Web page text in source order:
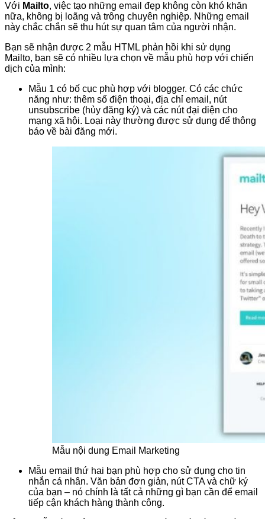
Với Mailto, việc tạo những email đẹp không còn khó khăn
nữa, không bị loãng và trông chuyên nghiệp. Những email
này chắc chắn sẽ thu hút sự quan tâm của người nhận.
Bạn sẽ nhận được 2 mẫu HTML phản hồi khi sử dụng
Mailto, bạn sẽ có nhiều lựa chọn về mẫu phù hợp với chiến
dịch của mình:
Mẫu 1 có bố cục phù hợp với blogger. Có các chức
năng như: thêm số điện thoại, địa chỉ email, nút
unsubscribe (hủy đăng ký) và các nút đại diện cho
mạng xã hội. Loại này thường được sử dụng để thông
báo về bài đăng mới.
Mẫu nội dung Email Marketing
Mẫu email thứ hai bạn phù hợp cho sử dụng cho tin
nhắn cá nhân. Văn bản đơn giản, nút CTA và chữ ký
của bạn – nó chính là tất cả những gì bạn cần để email
tiếp cận khách hàng thành công.